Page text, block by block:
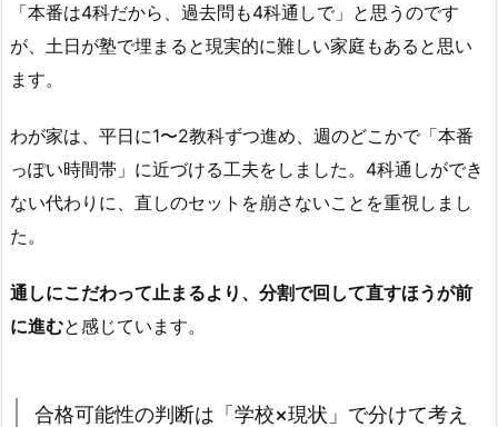
「本番は4科だから、過去問も4科通しで」と思うのです
が、土日が塾で埋まると現実的に難しい家庭もあると思い
ます。
わが家は、平日に1〜2教科ずつ進め、週のどこかで「本番
っぽい時間帯」に近づける工夫をしました。4科通しができ
ない代わりに、直しのセットを崩さないことを重視しまし
た。
通しにこだわって止まるより、分割で回して直すほうが前
に進むと感じています。
合格可能性の判断は「学校×現状」で分けて考え